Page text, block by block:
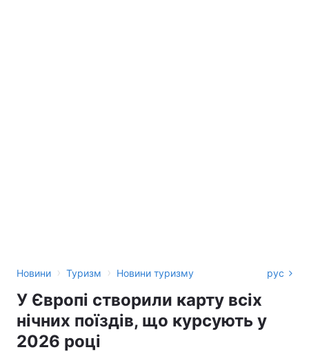
Новини › Туризм › Новини туризму рус
У Європі створили карту всіх
нічних поїздів, що курсують у
2026 році